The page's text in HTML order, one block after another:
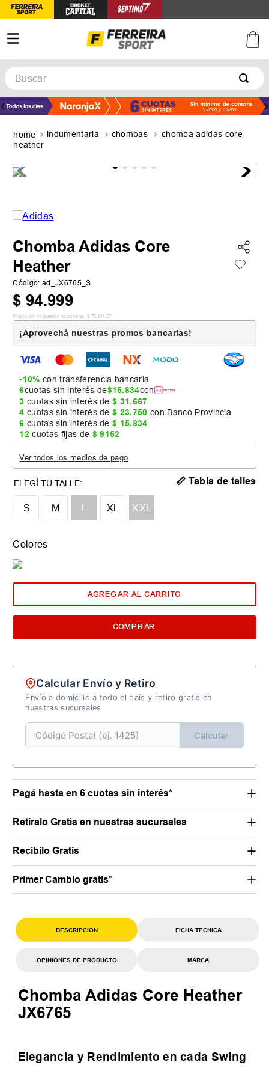
Buscar
indumentaria chombas
chomba adidas core
heather
Chomba Adidas Core
Heather
Código: ad_JX6765_S
$ 94.999
Precio sin impuestos nacionales: $ 78.511 ,57
¡Aprovechá nuestras promos bancarias!
-10% con transferencia bancaria
6cuotas sin interés de$15.834con
3 cuotas sin interés de$ 31.667
4 cuotas sin interés de$ 23.750 con Banco Provincia
6 cuotas sin interés de$ 15.834
12 cuotas fijas de $ 9152
Ver todos los medios de pago
S L
M XL XXL
📏 Tabla de talles
Colores
AGREGAR AL CARRITO
COMPRAR
Calcular Envío y Retiro
Envío a domicilio a todo el país y retiro gratis en
nuestras sucursales
Calcular
Pagá hasta en 6 cuotas sin interés*
Retiralo Gratis en nuestras sucursales
Recibilo Gratis
Primer Cambio gratis*
DESCRIPCION FICHA TECNICA
OPINIONES DE PRODUCTO MARCA
Chomba Adidas Core Heather
JX6765
Elegancia y Rendimiento en cada Swing
TÉRMINOS MÁS BUSCADOS
2.
basquet